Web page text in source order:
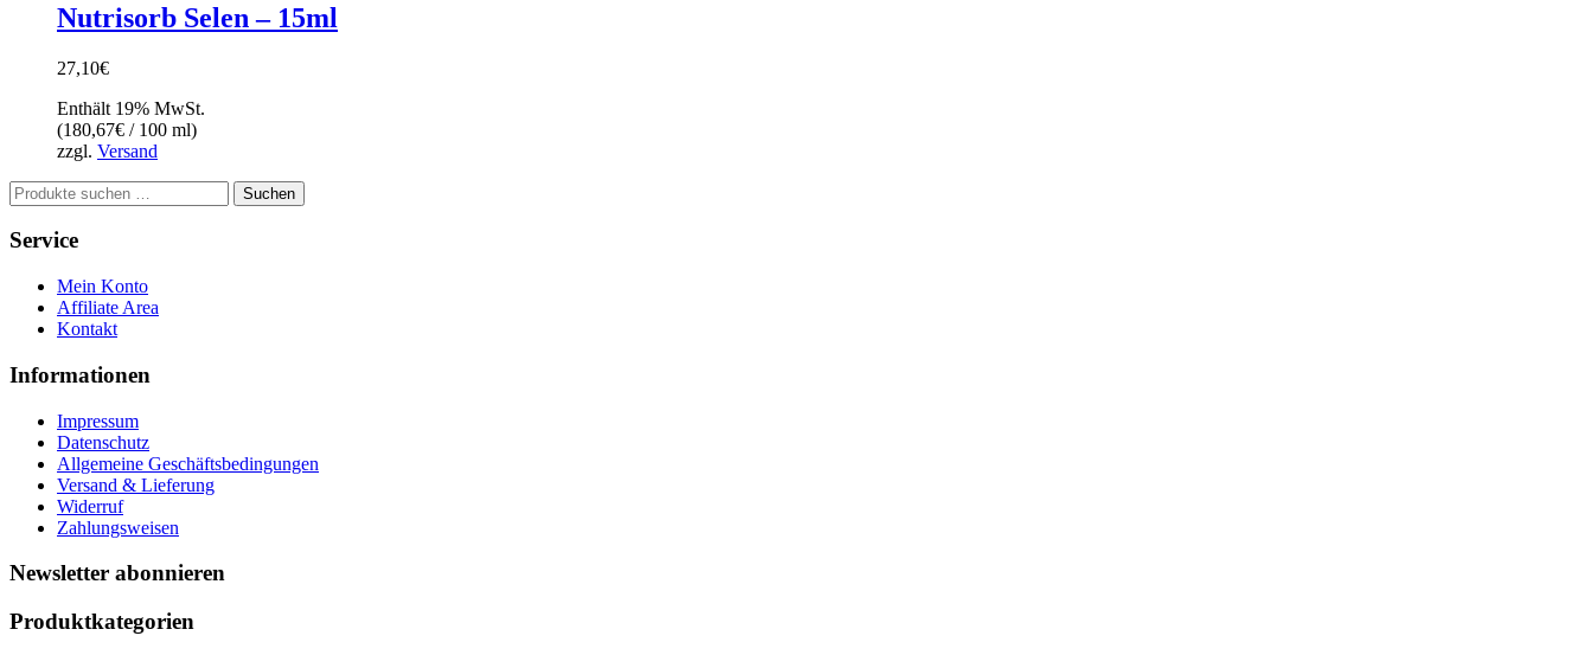
Nutrisorb Selen – 15ml
27,10€
Enthält 19% MwSt.
(180,67€ / 100 ml)
zzgl. Versand
Suchen
nach:
Suchen
Service
Mein Konto
Affiliate Area
Kontakt
Informationen
Impressum
Datenschutz
Allgemeine Geschäftsbedingungen
Versand & Lieferung
Widerruf
Zahlungsweisen
Newsletter abonnieren
Produktkategorien